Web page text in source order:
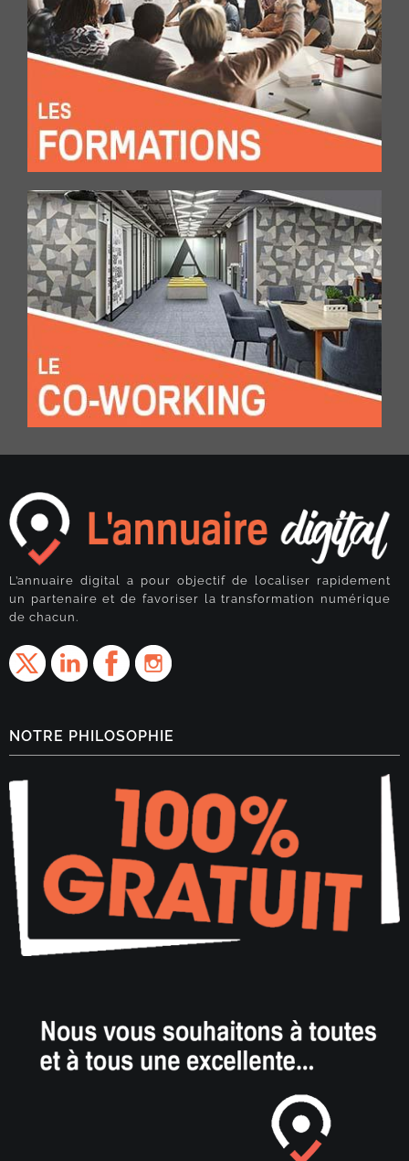
L’annuaire digital a pour objectif de localiser rapidement
un partenaire et de favoriser la transformation numérique
de chacun.
NOTRE PHILOSOPHIE